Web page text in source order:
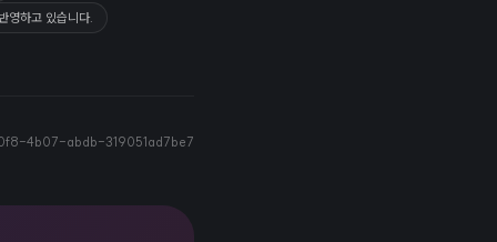
영하고 있습니다.
4b07-abdb-319051ad7be7